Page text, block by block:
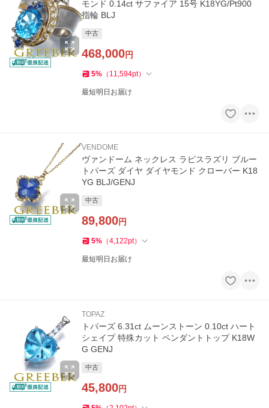
モンド 0.14ct サファイア 15号 K18YG/Pt900
指輪 BLJ
中古
468,000円
5% （ 11,594pt）
最短明日お届け
VENDOME
ヴァンドーム ネックレス ラピスラズリ ブルー
トパーズ ダイヤ ダイヤモンド クローバー K18
YG BLJ/GENJ
中古
89,800円
5% （4,122pt）
最短明日お届け
TOPAZ
トパーズ 6.31ct ムーンストーン 0.10ct ハート
シェイプ 特殊カット ペンダントトップ K18W
G GENJ
中古
45,800円